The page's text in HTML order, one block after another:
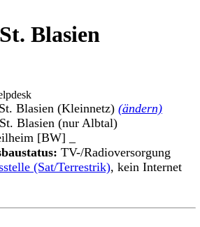
Blasien
St. Blasien (Kleinnetz) (ändern)
St. Blasien (nur Albtal)
[BW] _
TV-/Radioversorgung
(Sat/Terrestrik), kein Internet